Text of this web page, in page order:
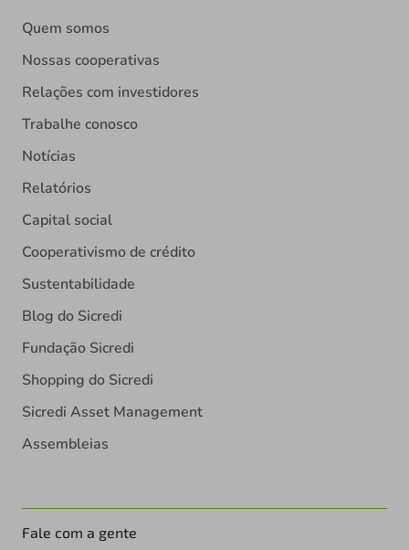
Quem somos
Nossas cooperativas
Relações com investidores
Trabalhe conosco
Notícias
Relatórios
Capital social
Cooperativismo de crédito
Sustentabilidade
Blog do Sicredi
Fundação Sicredi
Shopping do Sicredi
Sicredi Asset Management
Assembleias
Fale com a gente